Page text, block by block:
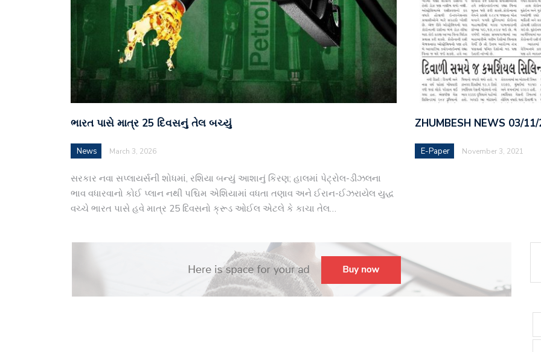
ભારત પાસે માત્ર 25 દિવસનું તેલ બચ્યું
News March 3, 2026
સરકાર નવા સપ્લાયર્સની શોધમાં, રશિયા બન્યું આશાનું કિરણ; હાલમાં પેટ્રોલ-ડીઝલના
ભાવ વધારવાનો કોઈ પ્લાન નથી પશ્ચિમ એશિયામાં વધતા તણાવ અને ઈરાન-ઈઝરાયેલ યુદ્ધ
વચ્ચે ભારત પાસે હવે માત્ર 25 દિવસનો ક્રૂડ ઓઈલ એટલે કે કાચા તેલ…
ZHUMBESH NEWS 03/
E-Paper November 3, 2021